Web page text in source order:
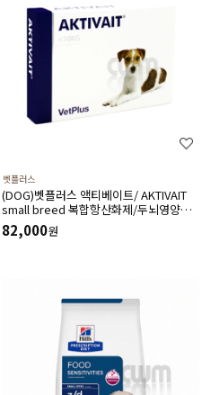
벳플러스
(DOG)벳플러스 액티베이트/ AKTIVAIT
small breed 복합항산화제/두뇌영양공
급,인지력상승(60캡슐)소형견용
82,000원